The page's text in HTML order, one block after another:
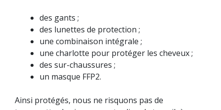
des gants ;
des lunettes de protection ;
une combinaison intégrale ;
une charlotte pour protéger les cheveux ;
des sur-chaussures ;
un masque FFP2.
Ainsi protégés, nous ne risquons pas de